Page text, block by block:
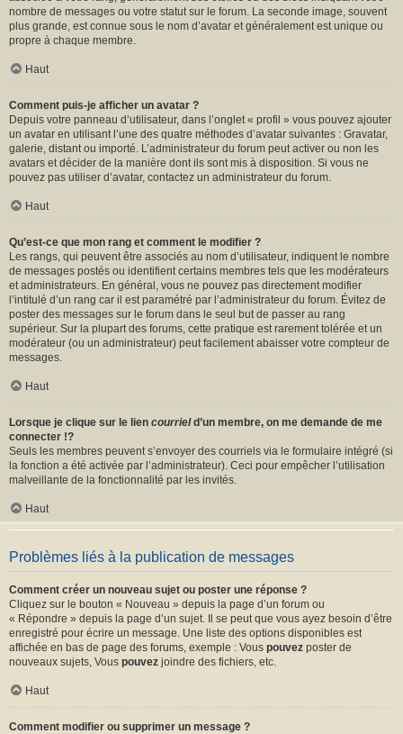
nombre de messages ou votre statut sur le forum. La seconde image, souvent
plus grande, est connue sous le nom d’avatar et généralement est unique ou
propre à chaque membre.
Haut
Comment puis-je afficher un avatar ?
Depuis votre panneau d’utilisateur, dans l’onglet « profil » vous pouvez ajouter
un avatar en utilisant l’une des quatre méthodes d’avatar suivantes : Gravatar,
galerie, distant ou importé. L’administrateur du forum peut activer ou non les
avatars et décider de la manière dont ils sont mis à disposition. Si vous ne
pouvez pas utiliser d’avatar, contactez un administrateur du forum.
Haut
Qu’est-ce que mon rang et comment le modifier ?
Les rangs, qui peuvent être associés au nom d’utilisateur, indiquent le nombre
de messages postés ou identifient certains membres tels que les modérateurs
et administrateurs. En général, vous ne pouvez pas directement modifier
l’intitulé d’un rang car il est paramétré par l’administrateur du forum. Évitez de
poster des messages sur le forum dans le seul but de passer au rang
supérieur. Sur la plupart des forums, cette pratique est rarement tolérée et un
modérateur (ou un administrateur) peut facilement abaisser votre compteur de
messages.
Haut
Lorsque je clique sur le lien courrield’un membre, on me demande de me
connecter !?
Seuls les membres peuvent s’envoyer des courriels via le formulaire intégré (si
la fonction a été activée par l’administrateur). Ceci pour empêcher l’utilisation
malveillante de la fonctionnalité par les invités.
Haut
Problèmes liés à la publication de messages
Comment créer un nouveau sujet ou poster une réponse ?
Cliquez sur le bouton « Nouveau » depuis la page d’un forum ou
« Répondre » depuis la page d’un sujet. Il se peut que vous ayez besoin d’être
enregistré pour écrire un message. Une liste des options disponibles est
affichée en bas de page des forums, exemple : Vous pouvez poster de
nouveaux sujets, Vous pouvez joindre des fichiers, etc.
Haut
Comment modifier ou supprimer un message ?